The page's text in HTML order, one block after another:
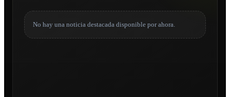
No hay una noticia destacada disponible por ahora.